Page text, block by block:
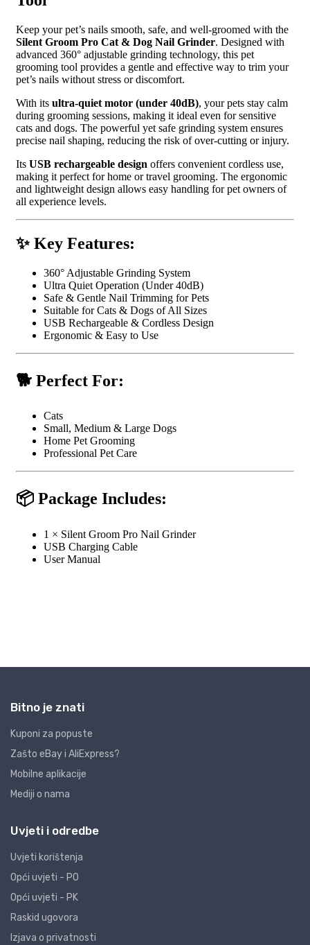
Bitno je znati
Kuponi za popuste
Zašto eBay i AliExpress?
Mobilne aplikacije
Mediji o nama
Uvjeti i odredbe
Uvjeti korištenja
Opći uvjeti - PO
Opći uvjeti - PK
Raskid ugovora
Izjava o privatnosti